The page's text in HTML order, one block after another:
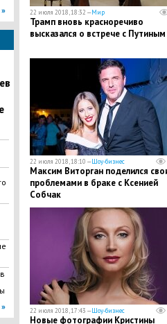
22 июля 2018, 18:32 —Мир
Трамп вновь красноречиво
высказался о встрече с Путиным
22 июля 2018, 18:10 —Шоу-бизнес
​Максим Виторган поделился
проблемами в браке с Ксенией
Собчак
22 июля 2018, 17:43 —Шоу-бизнес
​Новые фотографии Кристины